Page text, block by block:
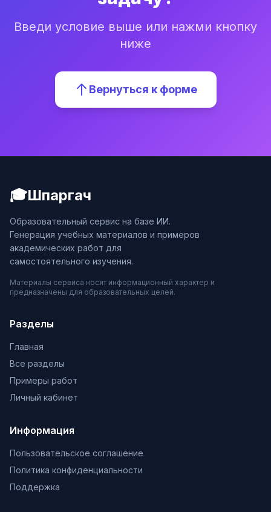
Введи условие выше или нажми кнопку
ниже
Вернуться к форме
🎓Шпаргач
Образовательный сервис на базе ИИ.
Генерация учебных материалов и примеров
академических работ для
самостоятельного изучения.
Материалы сервиса носят информационный характер и
предназначены для образовательных целей.
Разделы
Главная
Все разделы
Примеры работ
Личный кабинет
Информация
Пользовательское соглашение
Политика конфиденциальности
Поддержка